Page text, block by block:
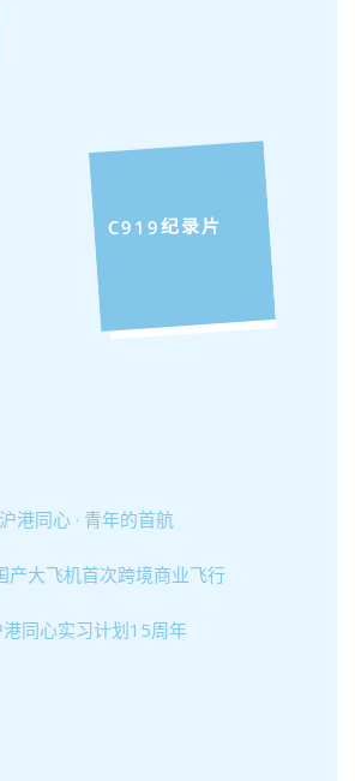
C919纪录片
沪港同心 · 青年的首航
产大飞机首次跨境商业飞行
港同心实习计划15周年